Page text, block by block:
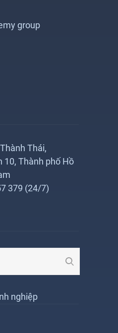
group
Thái,
10, Thành phố Hồ
379 (24/7)
nghiệp